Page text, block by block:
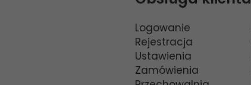
Logowanie
Rejestracja
Ustawienia
Zamówienia